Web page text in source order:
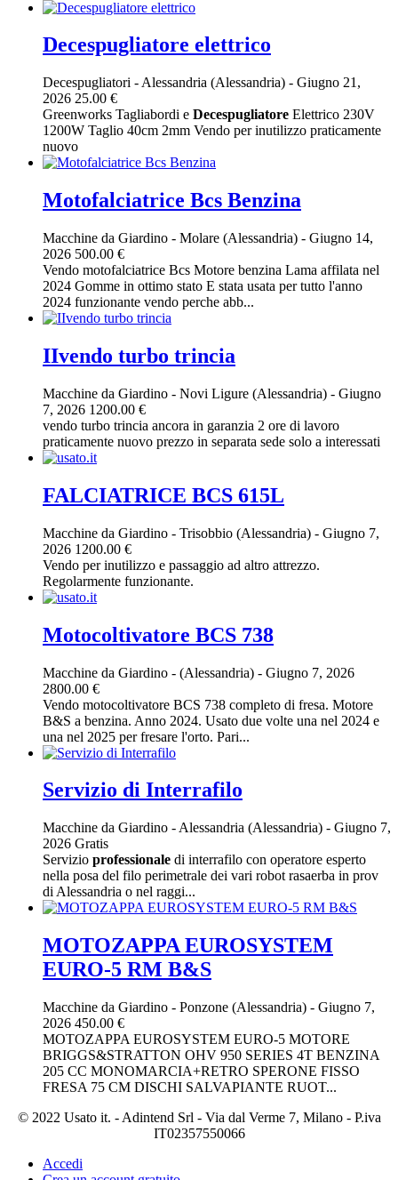
Decespugliatore elettrico
Decespugliatori - Alessandria (Alessandria) - Giugno 21,
2026 25.00 €
Greenworks Tagliabordi e Decespugliatore Elettrico 230V
1200W Taglio 40cm 2mm Vendo per inutilizzo praticamente
nuovo
Motofalciatrice Bcs Benzina
Macchine da Giardino - Molare (Alessandria) - Giugno 14,
2026 500.00 €
Vendo motofalciatrice Bcs Motore benzina Lama affilata nel
2024 Gomme in ottimo stato E stata usata per tutto l'anno
2024 funzionante vendo perche abb...
IIvendo turbo trincia
Macchine da Giardino - Novi Ligure (Alessandria) - Giugno
7, 2026 1200.00 €
vendo turbo trincia ancora in garanzia 2 ore di lavoro
praticamente nuovo prezzo in separata sede solo a interessati
FALCIATRICE BCS 615L
Macchine da Giardino - Trisobbio (Alessandria) - Giugno 7,
2026 1200.00 €
Vendo per inutilizzo e passaggio ad altro attrezzo.
Regolarmente funzionante.
Motocoltivatore BCS 738
Macchine da Giardino - (Alessandria) - Giugno 7, 2026
2800.00 €
Vendo motocoltivatore BCS 738 completo di fresa. Motore
B&S a benzina. Anno 2024. Usato due volte una nel 2024 e
una nel 2025 per fresare l'orto. Pari...
Servizio di Interrafilo
Macchine da Giardino - Alessandria (Alessandria) - Giugno 7,
2026 Gratis
Servizio professionale di interrafilo con operatore esperto
nella posa del filo perimetrale dei vari robot rasaerba in prov
di Alessandria o nel raggi...
MOTOZAPPA EUROSYSTEM
EURO-5 RM B&S
Macchine da Giardino - Ponzone (Alessandria) - Giugno 7,
2026 450.00 €
MOTOZAPPA EUROSYSTEM EURO-5 MOTORE
BRIGGS&STRATTON OHV 950 SERIES 4T BENZINA
205 CC MONOMARCIA+RETRO SPERONE FISSO
FRESA 75 CM DISCHI SALVAPIANTE RUOT...
© 2022 Usato it. - Adintend Srl - Via dal Verme 7, Milano - P.iva
IT02357550066
Accedi